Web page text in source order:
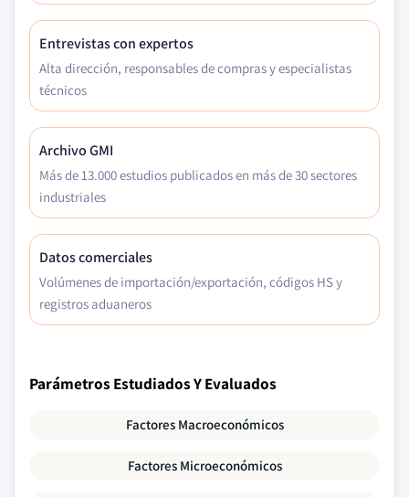
Entrevistas con expertos
Alta dirección, responsables de compras y especialistas
técnicos
Archivo GMI
Más de 13.000 estudios publicados en más de 30 sectores
industriales
Datos comerciales
Volúmenes de importación/exportación, códigos HS y
registros aduaneros
Parámetros Estudiados Y Evaluados
Factores Macroeconómicos
Factores Microeconómicos